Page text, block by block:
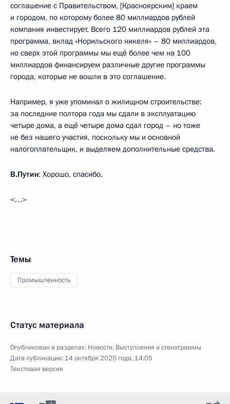
соглашение с Правительством, [Красноярским] краем
и городом, по которому более 80 миллиардов рублей
компания инвестирует. Всего 120 миллиардов рублей эта
программа, вклад «Норильского никеля» – 80 миллиардов,
но сверх этой программы мы ещё более чем на 100
миллиардов финансируем различные другие программы
города, которые не вошли в это соглашение.
Например, я уже упоминал о жилищном строительстве:
за последние полтора года мы сдали в эксплуатацию
четыре дома, а ещё четыре дома сдал город – но тоже
не без нашего участия, поскольку мы и основной
налогоплательщик, и выделяем дополнительные средства.
В.Путин: Хорошо, спасибо.
<…>
Темы
Промышленность
Статус материала
Опубликован в разделах: Новости, Выступления и стенограммы
Дата публикации: 14 октября 2025 года, 14:05
Текстовая версия